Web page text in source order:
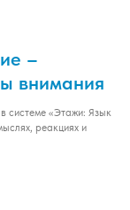
–
внимания
в системе «Этажи: Язык
реакциях и